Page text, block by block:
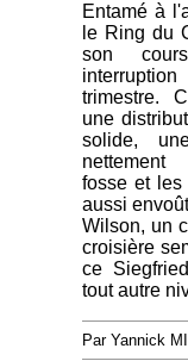
Entamé à
le Ring du
son
trimestre.
une
solide,
nettement
fosse et les
aussi
Wilson, un
croisière
ce
tout autre
Par Yannick